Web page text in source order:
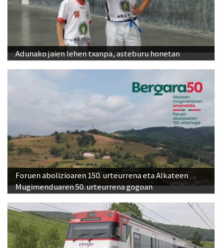
Adunako jaien lehen txanpa, asteburu honetan
Foruen abolizioaren 150. urteurrena eta Alkateen
Mugimenduaren 50. urteurrena gogoan